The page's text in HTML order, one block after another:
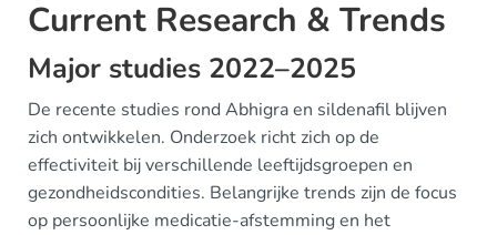
Current Research & Trends
Major studies 2022–2025
De recente studies rond Abhigra en sildenafil blijven
zich ontwikkelen. Onderzoek richt zich op de
effectiviteit bij verschillende leeftijdsgroepen en
gezondheidscondities. Belangrijke trends zijn de focus
op persoonlijke medicatie-afstemming en het